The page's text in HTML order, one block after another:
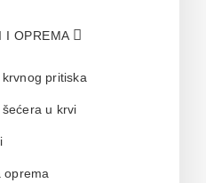
I OPREMA
pritiska
u krvi
oprema